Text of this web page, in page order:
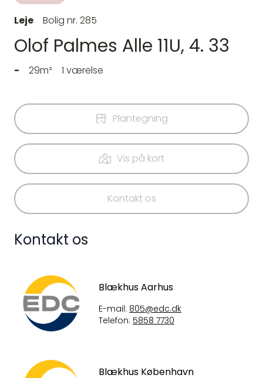
Leje Bolig nr. 285
Olof Palmes Alle 11U, 4. 33
- 29m² 1 værelse
Plantegning
Vis på kort
Kontakt os
Kontakt os
Blækhus Aarhus
E-mail: 805@edc.dk
Telefon: 5858 7730
Blækhus København